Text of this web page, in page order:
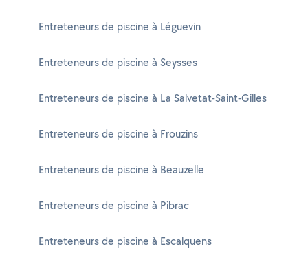
Entreteneurs de piscine à Léguevin
Entreteneurs de piscine à Seysses
Entreteneurs de piscine à La Salvetat-Saint-Gilles
Entreteneurs de piscine à Frouzins
Entreteneurs de piscine à Beauzelle
Entreteneurs de piscine à Pibrac
Entreteneurs de piscine à Escalquens